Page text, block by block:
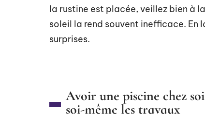
la rustine est placée, veillez bien à
soleil la rend souvent inefficace. En
surprises.
Avoir une piscine chez
soi-même les travaux